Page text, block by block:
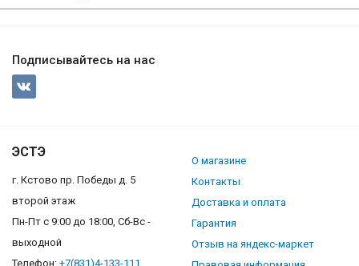
Подписывайтесь на нас
ЭСТЭ
г. Кстово пр. Победы д. 5
второй этаж
Пн-Пт с 9:00 до 18:00, Сб-Вс -
выходной
Телефон: +7(831)4-133-111
О магазине
Контакты
Доставка и оплата
Гарантия
Отзыв на яндекс-маркет